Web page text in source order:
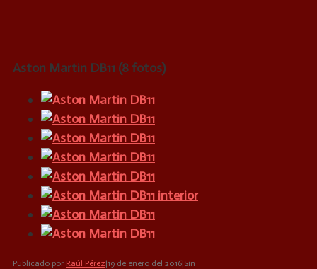
Aston Martin DB11 (8 fotos)
Publicado por Raúl Pérez|19 de enero del 2016|Sin